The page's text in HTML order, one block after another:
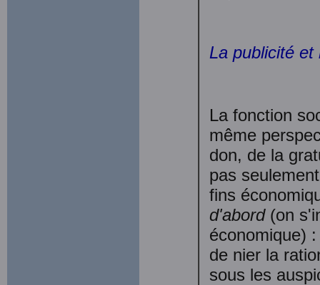
La publicité et
La fonction
même
don, de la
pas
fins
d'abord (on
économique)
de nier la
sous les